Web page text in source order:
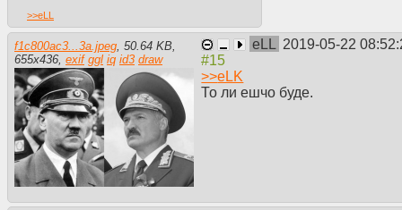
>>eLL
f1c800ac3...3a.jpeg, 50.64 KB,
655x436, exif ggl iq id3 draw
eLL 2019-05-22
>>eLK
То ли ешчо буде.